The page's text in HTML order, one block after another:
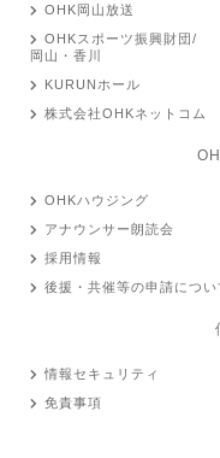
OHK岡山放送
OHKスポーツ振興財団/
岡山・香川
KURUNホール
株式会社OHKネットコム
OHKハウジング
アナウンサー朗読会
採用情報
後援・共催等の申請につい
情報セキュリティ
免責事項